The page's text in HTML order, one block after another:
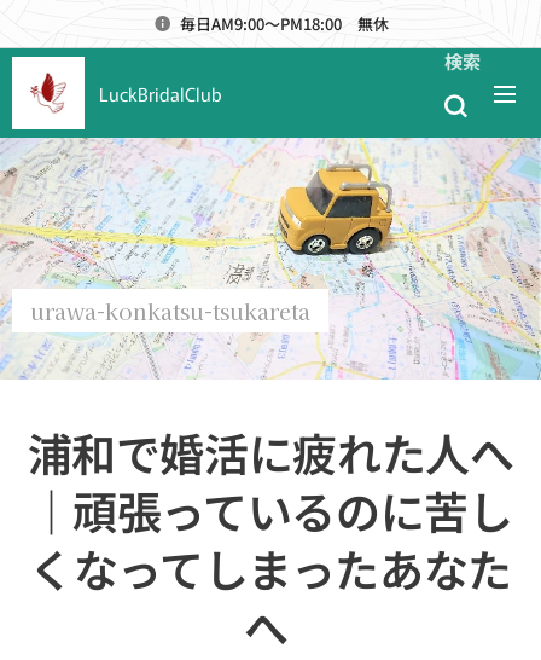
毎日AM9:00～PM18:00 無休
LuckBridalClub
検索
urawa-konkatsu-tsukareta
浦和で婚活に疲れた人へ
｜頑張っているのに苦し
くなってしまったあなた
へ